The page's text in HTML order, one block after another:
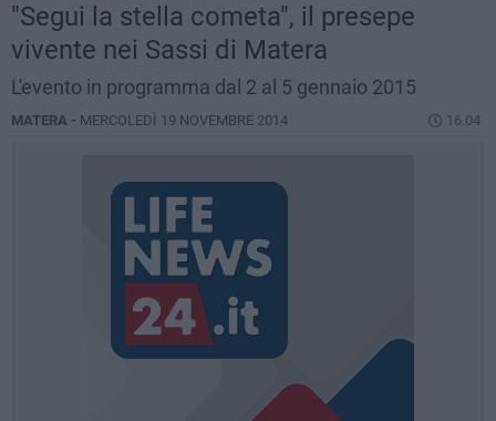
"Segui la stella cometa", il presepe
vivente nei Sassi di Matera
L'evento in programma dal 2 al 5 gennaio 2015
MATERA - MERCOLEDÌ 19 NOVEMBRE 2014 16.04